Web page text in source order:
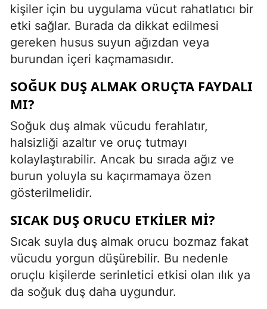
kişiler için bu uygulama vücut rahatlatıcı bir
etki sağlar. Burada da dikkat edilmesi
gereken husus suyun ağızdan veya
burundan içeri kaçmamasıdır.
SOĞUK DUŞ ALMAK ORUÇTA FAYDALI
MI?
Soğuk duş almak vücudu ferahlatır,
halsizliği azaltır ve oruç tutmayı
kolaylaştırabilir. Ancak bu sırada ağız ve
burun yoluyla su kaçırmamaya özen
gösterilmelidir.
SICAK DUŞ ORUCU ETKILER MI?
Sıcak suyla duş almak orucu bozmaz fakat
vücudu yorgun düşürebilir. Bu nedenle
oruçlu kişilerde serinletici etkisi olan ılık ya
da soğuk duş daha uygundur.